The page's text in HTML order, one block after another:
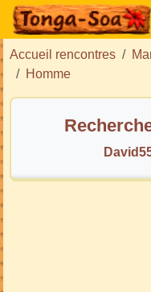
Accueil rencontres
Homme